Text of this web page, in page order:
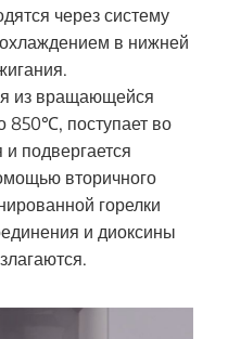
через систему
в нижней
из вращающейся
850℃, поступает во
подвергается
вторичного
горелки
и диоксины